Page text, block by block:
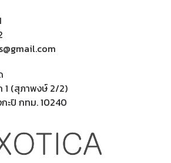
1 (สุภาพงษ์ 2/2)
ะปิ กทม. 10240